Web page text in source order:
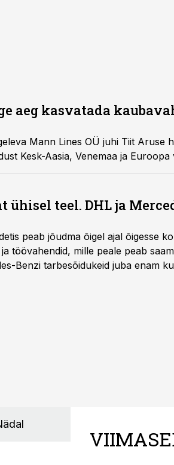
aeg kasvatada
Mann Lines OÜ juhi Tiit Aruse
Kesk-Aasia, Venemaa ja Euroopa
ühisel teel. DHL ja
peab jõudma õigel ajal õigesse
töövahendid, mille peale peab
Benzi tarbesõidukeid juba enam